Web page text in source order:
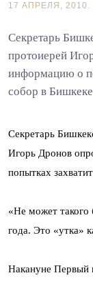
17 АПРЕЛЯ, 2010.
Секретарь
протоиерей
информацию о
собор в
Секретарь
Игорь Дронов
попытках
«Не может такого
года. Это «утка»
Накануне Первый